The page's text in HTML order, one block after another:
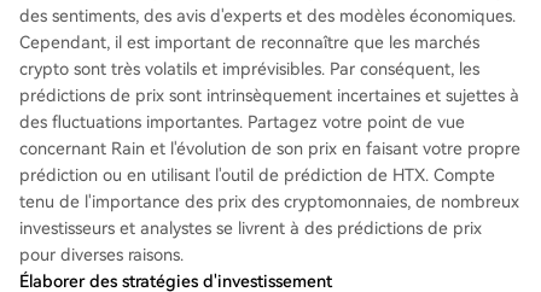
des sentiments, des avis d'experts et des modèles économiques.
Cependant, il est important de reconnaître que les marchés
crypto sont très volatils et imprévisibles. Par conséquent, les
prédictions de prix sont intrinsèquement incertaines et sujettes à
des fluctuations importantes. Partagez votre point de vue
concernant Rain et l'évolution de son prix en faisant votre propre
prédiction ou en utilisant l'outil de prédiction de HTX. Compte
tenu de l'importance des prix des cryptomonnaies, de nombreux
investisseurs et analystes se livrent à des prédictions de prix
pour diverses raisons.
Élaborer des stratégies d'investissement